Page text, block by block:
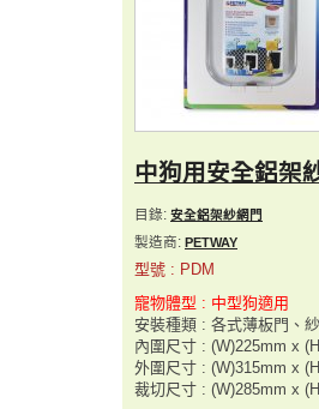
中狗用安全鋁架
目錄: 安全鋁架紗網門
製造商: PETWAY
型號 : PDM
寵物體型 : 中型狗適用
安裝種類 : 各式薄板門、
內圍尺寸 : (W)225mm x
外圍尺寸 : (W)315mm x
裁切尺寸 : (W)285mm x